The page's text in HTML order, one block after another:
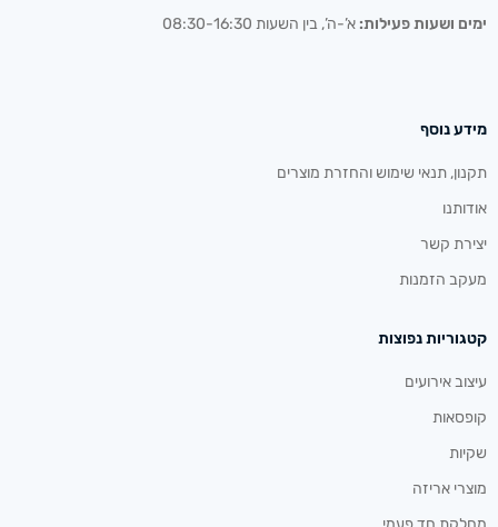
ימים ושעות פעילות: א’-ה’, בין השעות 08:30-16:30
מידע נוסף
תקנון, תנאי שימוש והחזרת מוצרים
אודותנו
יצירת קשר
מעקב הזמנות
קטגוריות נפוצות
עיצוב אירועים
קופסאות
שקיות
מוצרי אריזה